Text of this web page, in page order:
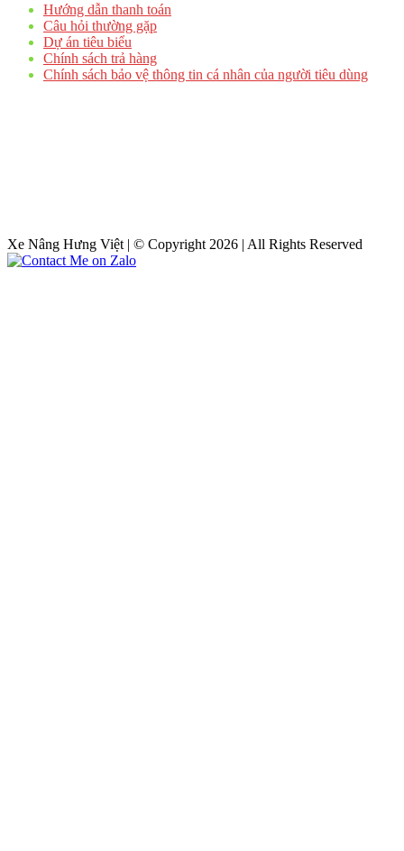
Hướng dẫn thanh toán
Câu hỏi thường gặp
Dự án tiêu biểu
Chính sách trả hàng
Chính sách bảo vệ thông tin cá nhân của người tiêu dùng
Xe Nâng Hưng Việt | © Copyright 2026 | All Rights Reserved